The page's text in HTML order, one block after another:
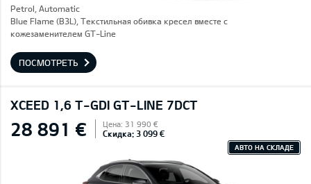
Petrol, Automatic
Blue Flame (B3L), Текстильная обивка кресел вместе с
кожезаменителем GT-Line
ПОСМОТРЕТЬ
XCEED 1,6 T-GDI GT-LINE 7DCT
28 891 € Цена: 31 990 €
Скидка: 3 099 €
АВТО НА СКЛАДЕ